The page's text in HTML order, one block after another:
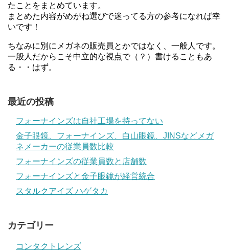
たことをまとめています。
まとめた内容がめがね選びで迷ってる方の参考になれば幸
いです！
ちなみに別にメガネの販売員とかではなく、一般人です。
一般人だからこそ中立的な視点で（？）書けることもあ
る・・はず。
最近の投稿
フォーナインズは自社工場を持ってない
金子眼鏡、フォーナインズ、白山眼鏡、JINSなどメガ
ネメーカーの従業員数比較
フォーナインズの従業員数と店舗数
フォーナインズと金子眼鏡が経営統合
スタルクアイズ ハゲタカ
カテゴリー
コンタクトレンズ